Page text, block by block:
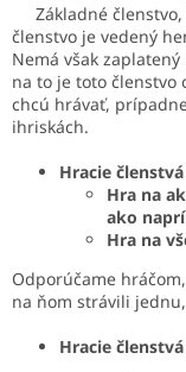
Základné členstvo,
členstvo je vedený
Nemá však
na to je toto členstvo
chcú hrávať,
ihriskách.
Hracie
Hra na
ako
Hra na
Odporúčame
na ňom strávili
Hracie